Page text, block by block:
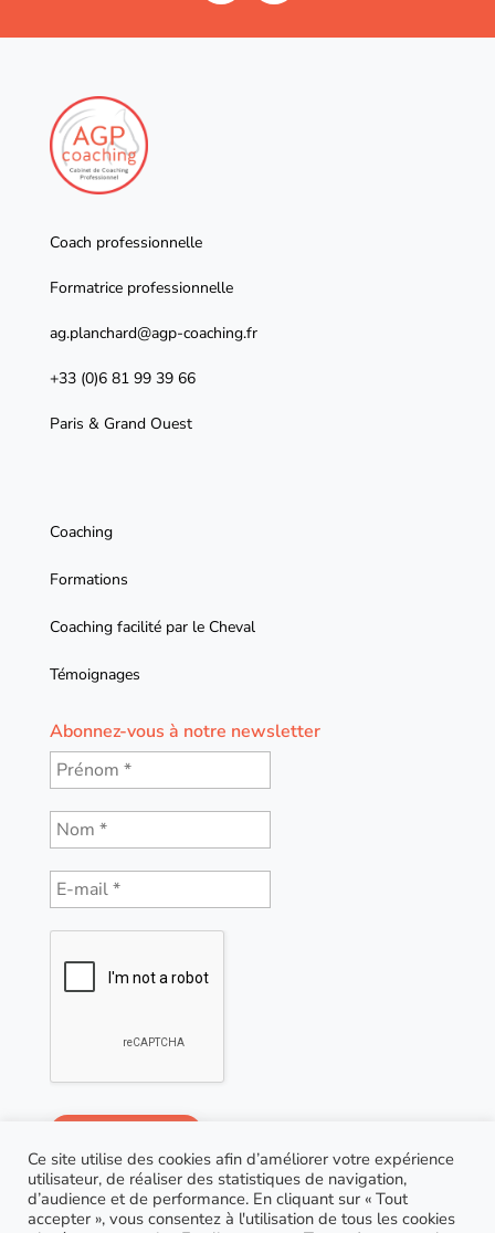
Coach professionnelle
Formatrice professionnelle
ag.planchard@agp-coaching.fr
+33 (0)6 81 99 39 66
Paris & Grand Ouest
Coaching
Formations
Coaching facilité par le Cheval
Témoignages
Abonnez-vous à notre newsletter
Ce site utilise des cookies afin d’améliorer votre expérience
utilisateur, de réaliser des statistiques de navigation,
d’audience et de performance. En cliquant sur « Tout
accepter », vous consentez à l'utilisation de tous les cookies